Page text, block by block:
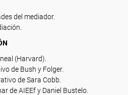
del mediador.
(Harvard).
de Bush y Folger.
de Sara Cobb.
de AIEEf y Daniel Bustelo.